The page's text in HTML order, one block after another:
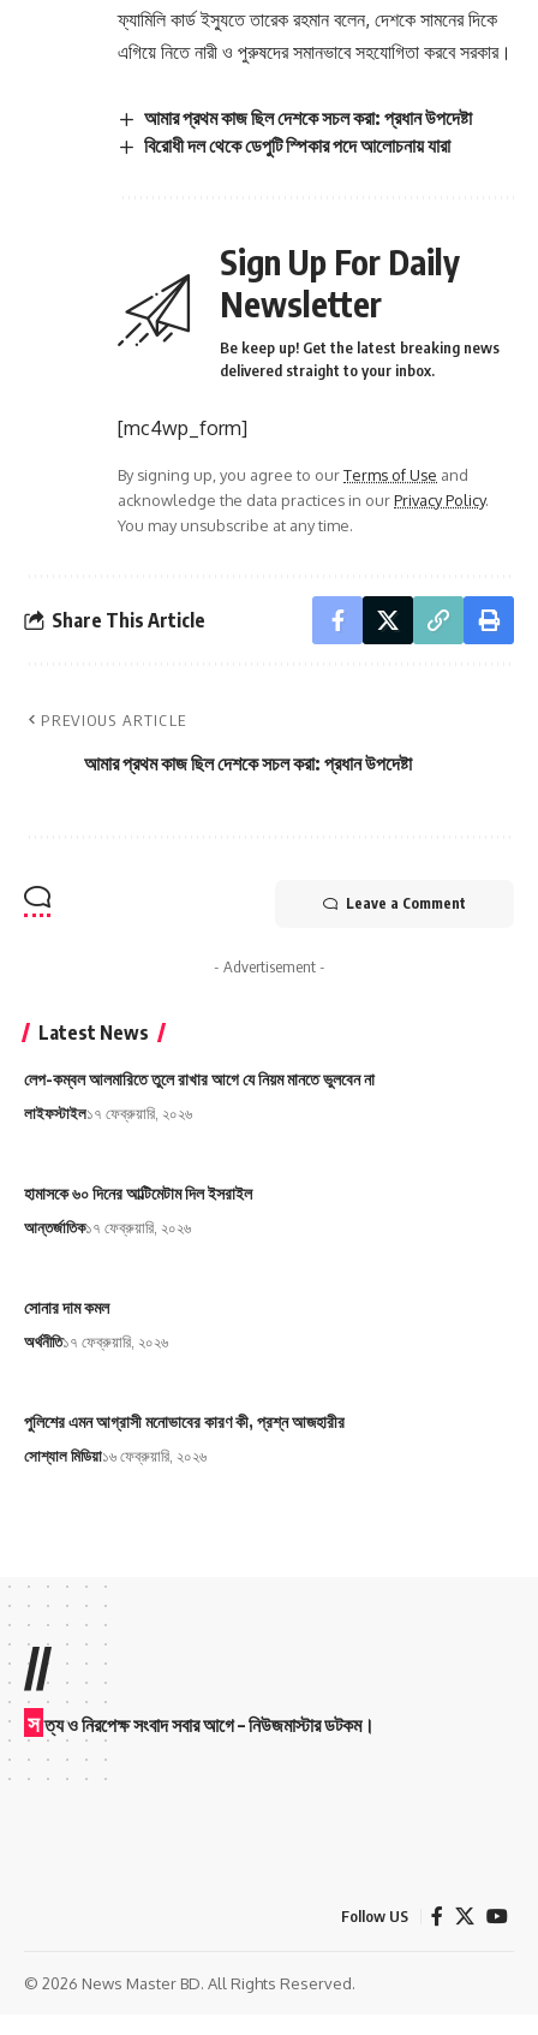
ফ্যামিলি কার্ড ইস্যুতে তারেক রহমান বলেন, দেশকে সামনের দিকে
এগিয়ে নিতে নারী ও পুরুষদের সমানভাবে সহযোগিতা করবে সরকার।
আমার প্রথম কাজ ছিল দেশকে সচল করা: প্রধান উপদেষ্টা
বিরোধী দল থেকে ডেপুটি স্পিকার পদে আলোচনায় যারা
Sign Up For Daily
Newsletter
Be keep up! Get the latest breaking news
delivered straight to your inbox.
[mc4wp_form]
By signing up, you agree to ourTerms of Use and
acknowledge the data practices in ourPrivacy Policy.
You may unsubscribe at any time.
Share This Article
PREVIOUS ARTICLE
আমার প্রথম কাজ ছিল দেশকে সচল করা: প্রধান উপদেষ্টা
Leave a Comment
- Advertisement -
Latest News
লেপ-কম্বল আলমারিতে তুলে রাখার আগে যে নিয়ম মানতে ভুলবেন না
লাইফস্টাইল১৭ ফেব্রুয়ারি, ২০২৬
হামাসকে ৬০ দিনের আল্টিমেটাম দিল ইসরাইল
আন্তর্জাতিক১৭ ফেব্রুয়ারি, ২০২৬
সোনার দাম কমল
অর্থনীতি১৭ ফেব্রুয়ারি, ২০২৬
পুলিশের এমন আগ্রাসী মনোভাবের কারণ কী, প্রশ্ন আজহারীর
সোশ্যাল মিডিয়া১৬ ফেব্রুয়ারি, ২০২৬
//
স ত্য ও নিরপেক্ষ সংবাদ সবার আগে – নিউজমাস্টার ডটকম।
Follow US
© 2026 News Master BD. All Rights Reserved.